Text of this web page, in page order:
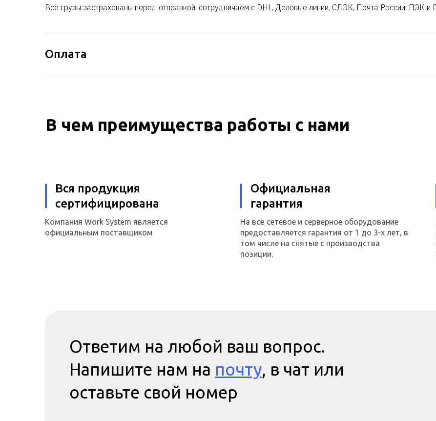
Стоимость уточняйте
Все грузы застрахованы перед отправкой, сотрудничаем с DHL, Деловые линии, СДЭК, Почта России, ПЭК и
Оплата
В чем преимущества работы с нами
Вся продукция
сертифицирована
Компания Work System является
официальным поставщиком
Официальная
гарантия
На всё сетевое и серверное оборудование
предоставляется гарантия от 1 до 3-х лет, в
том числе на снятые с производства
позиции.
Ответим на любой ваш вопрос.
Напишите нам на почту, в чат или
оставьте свой номер